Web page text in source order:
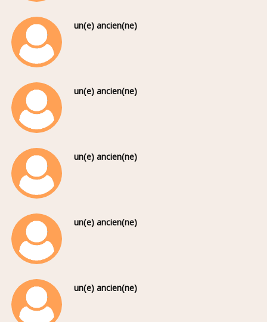
un(e) ancien(ne)
un(e) ancien(ne)
un(e) ancien(ne)
un(e) ancien(ne)
un(e) ancien(ne)